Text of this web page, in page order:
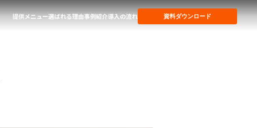
提供メニュー選ばれる理由事例紹介導入の流れ 資料ダウンロード